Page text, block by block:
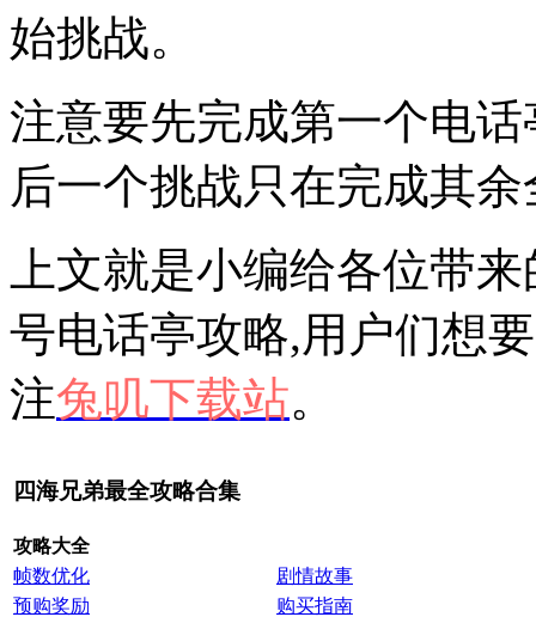
始挑战。
注意要先完成第一个电
后一个挑战只在完成其
上文就是小编给各位带
号电话亭攻略,用户们想
注兔叽下载站。
四海兄弟最全攻略合集
攻略大全
帧数优化
剧情故事
预购奖励
购买指南